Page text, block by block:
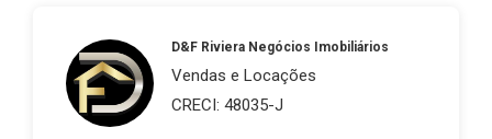
D&F Riviera Negócios Imobiliários
Vendas e Locações
CRECI: 48035-J